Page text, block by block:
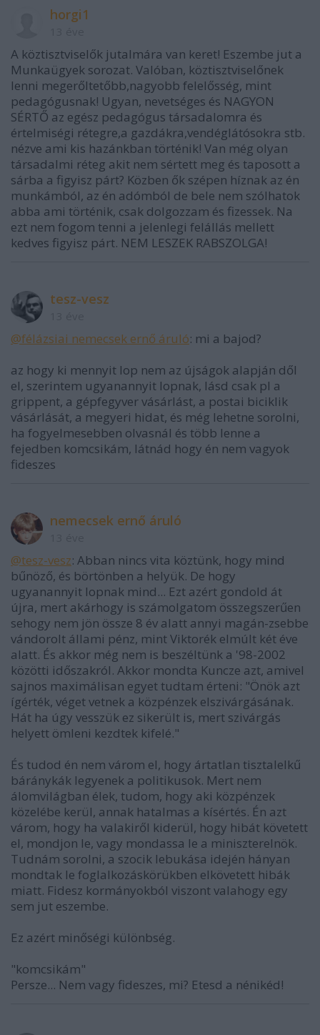
horgi1
A köztisztviselők jutalmára van keret! Eszembe jut a
Munkaügyek sorozat. Valóban, köztisztviselőnek
lenni megerőltetőbb,nagyobb felelősség, mint
pedagógusnak! Ugyan, nevetséges és NAGYON
SÉRTŐ az egész pedagógus társadalomra és
értelmiségi rétegre,a gazdákra,vendéglátósokra stb.
nézve ami kis hazánkban történik! Van még olyan
társadalmi réteg akit nem sértett meg és taposott a
sárba a figyisz párt? Közben ők szépen híznak az én
munkámból, az én adómból de bele nem szólhatok
abba ami történik, csak dolgozzam és fizessek. Na
ezt nem fogom tenni a jelenlegi felállás mellett
kedves figyisz párt. NEM LESZEK RABSZOLGA!
tesz-vesz
@félázsiai nemecsek ernő áruló: mi a bajod?
az hogy ki mennyit lop nem az újságok alapján dől
el, szerintem ugyanannyit lopnak, lásd csak pl a
grippent, a gépfegyver vásárlást, a postai biciklik
vásárlását, a megyeri hidat, és még lehetne sorolni,
ha fogyelmesebben olvasnál és több lenne a
fejedben komcsikám, látnád hogy én nem vagyok
fideszes
nemecsek ernő áruló
@tesz-vesz: Abban nincs vita köztünk, hogy mind
bűnöző, és börtönben a helyük. De hogy
ugyanannyit lopnak mind... Ezt azért gondold át
újra, mert akárhogy is számolgatom összegszerűen
sehogy nem jön össze 8 év alatt annyi magán-zsebbe
vándorolt állami pénz, mint Viktorék elmúlt két éve
alatt. És akkor még nem is beszéltünk a '98-2002
közötti időszakról. Akkor mondta Kuncze azt, amivel
sajnos maximálisan egyet tudtam érteni: "Önök azt
ígérték, véget vetnek a közpénzek elszivárgásának.
Hát ha úgy vesszük ez sikerült is, mert szivárgás
helyett ömleni kezdtek kifelé."
És tudod én nem várom el, hogy ártatlan tisztalelkű
báránykák legyenek a politikusok. Mert nem
álomvilágban élek, tudom, hogy aki közpénzek
közelébe kerül, annak hatalmas a kísértés. Én azt
várom, hogy ha valakiről kiderül, hogy hibát követett
el, mondjon le, vagy mondassa le a miniszterelnök.
Tudnám sorolni, a szocik lebukása idején hányan
mondtak le foglalkozáskörükben elkövetett hibák
miatt. Fidesz kormányokból viszont valahogy egy
sem jut eszembe.
Ez azért minőségi különbség.
"komcsikám"
Persze... Nem vagy fideszes, mi? Etesd a nénikéd!